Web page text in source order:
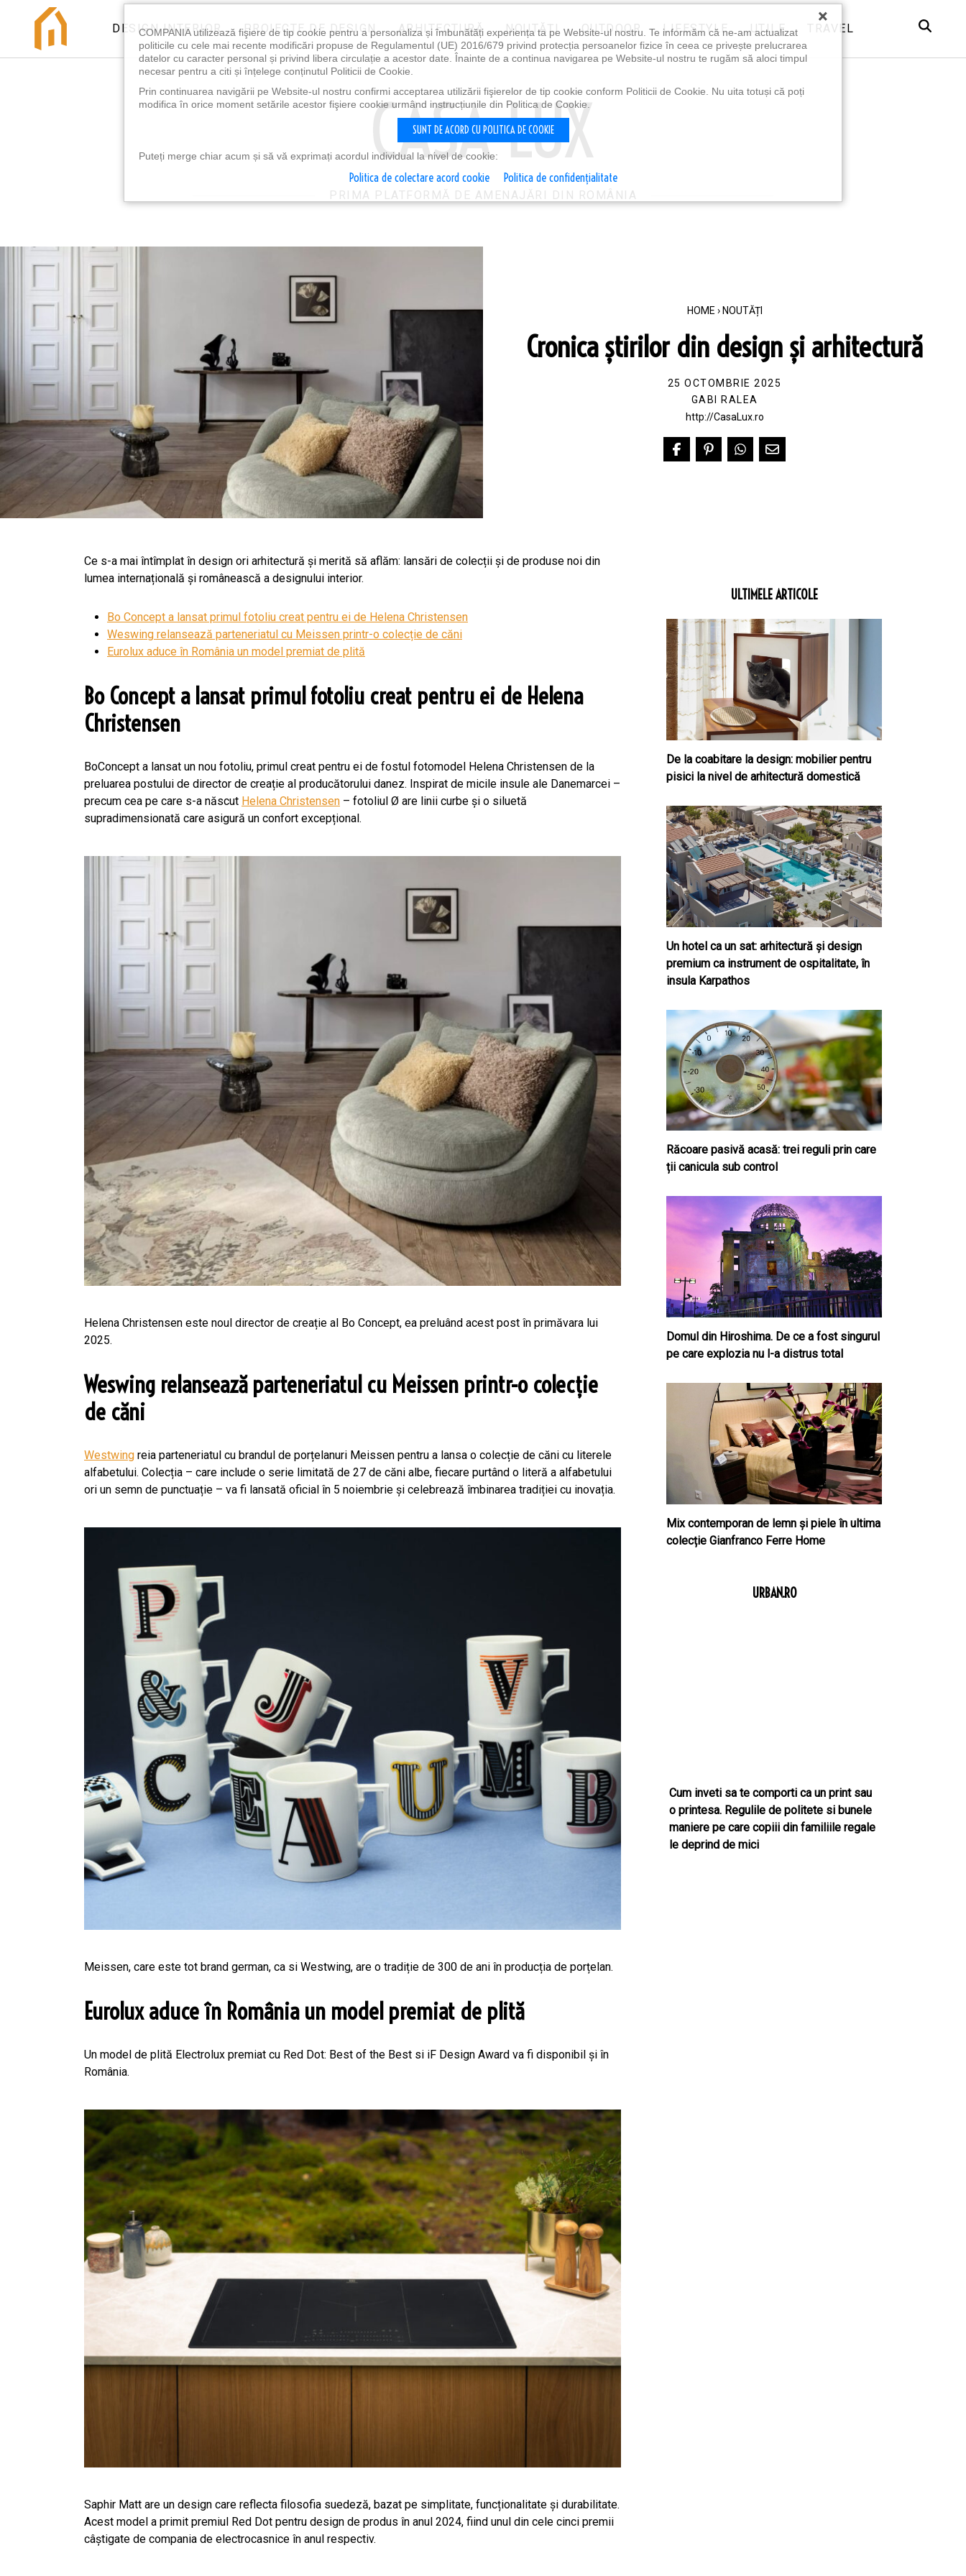
DESIGN INTERIOR PROIECTE DE DESIGN ARHITECTURĂ NOUTĂȚI OUTDOOR LIFESTYLE UTILE TRAVEL
PRIMA PLATFORMĂ DE AMENAJĂRI DIN ROMÂNIA
HOME › NOUTĂȚI
Cronica știrilor din design și arhitectură
25 OCTOMBRIE 2025
GABI RALEA
http://CasaLux.ro
Ce s-a mai întîmplat în design ori arhitectură și merită să aflăm: lansări de colecții și de produse noi din
lumea internațională și românească a designului interior.
Bo Concept a lansat primul fotoliu creat pentru ei de Helena Christensen
Weswing relansează parteneriatul cu Meissen printr-o colecție de căni
Eurolux aduce în România un model premiat de plită
Bo Concept a lansat primul fotoliu creat pentru ei de Helena
Christensen
BoConcept a lansat un nou fotoliu, primul creat pentru ei de fostul fotomodel Helena Christensen de la
preluarea postului de director de creație al producătorului danez. Inspirat de micile insule ale Danemarcei –
precum cea pe care s-a născut Helena Christensen – fotoliul Ø are linii curbe și o siluetă
supradimensionată care asigură un confort excepțional.
Helena Christensen este noul director de creație al Bo Concept, ea preluând acest post în primăvara lui
2025.
Weswing relansează parteneriatul cu Meissen printr-o colecție
de căni
Westwing reia parteneriatul cu brandul de porțelanuri Meissen pentru a lansa o colecție de căni cu literele
alfabetului. Colecția – care include o serie limitată de 27 de căni albe, fiecare purtând o literă a alfabetului
ori un semn de punctuație – va fi lansată oficial în 5 noiembrie și celebrează îmbinarea tradiției cu inovația.
Meissen, care este tot brand german, ca si Westwing, are o tradiție de 300 de ani în producția de porțelan.
Eurolux aduce în România un model premiat de plită
Un model de plită Electrolux premiat cu Red Dot: Best of the Best si iF Design Award va fi disponibil și în
România.
Saphir Matt are un design care reflecta filosofia suedeză, bazat pe simplitate, funcționalitate și durabilitate.
Acest model a primit premiul Red Dot pentru design de produs în anul 2024, fiind unul din cele cinci premii
câștigate de compania de electrocasnice în anul respectiv.
ULTIMELE ARTICOLE
De la coabitare la design: mobilier pentru
pisici la nivel de arhitectură domestică
Un hotel ca un sat: arhitectură și design
premium ca instrument de ospitalitate, în
insula Karpathos
Răcoare pasivă acasă: trei reguli prin care
ții canicula sub control
Domul din Hiroshima. De ce a fost singurul
pe care explozia nu l-a distrus total
Mix contemporan de lemn şi piele în ultima
colecție Gianfranco Ferre Home
URBAN.RO
Cum inveti sa te comporti ca un print sau
o printesa. Regulile de politete si bunele
maniere pe care copiii din familiile regale
le deprind de mici
×
COMPANIA utilizează fişiere de tip cookie pentru a personaliza și îmbunătăți experiența ta pe Website-ul nostru. Te informăm că ne-am actualizat
politicile cu cele mai recente modificări propuse de Regulamentul (UE) 2016/679 privind protecția persoanelor fizice în ceea ce privește prelucrarea
datelor cu caracter personal și privind libera circulație a acestor date. Înainte de a continua navigarea pe Website-ul nostru te rugăm să aloci timpul
necesar pentru a citi și înțelege conținutul Politicii de Cookie.
Prin continuarea navigării pe Website-ul nostru confirmi acceptarea utilizării fişierelor de tip cookie conform Politicii de Cookie. Nu uita totuși că poți
modifica în orice moment setările acestor fişiere cookie urmând instrucțiunile din Politica de Cookie.
SUNT DE ACORD CU POLITICA DE COOKIE
Puteți merge chiar acum și să vă exprimați acordul individual la nivel de cookie:
Politica de colectare acord cookie Politica de confidențialitate